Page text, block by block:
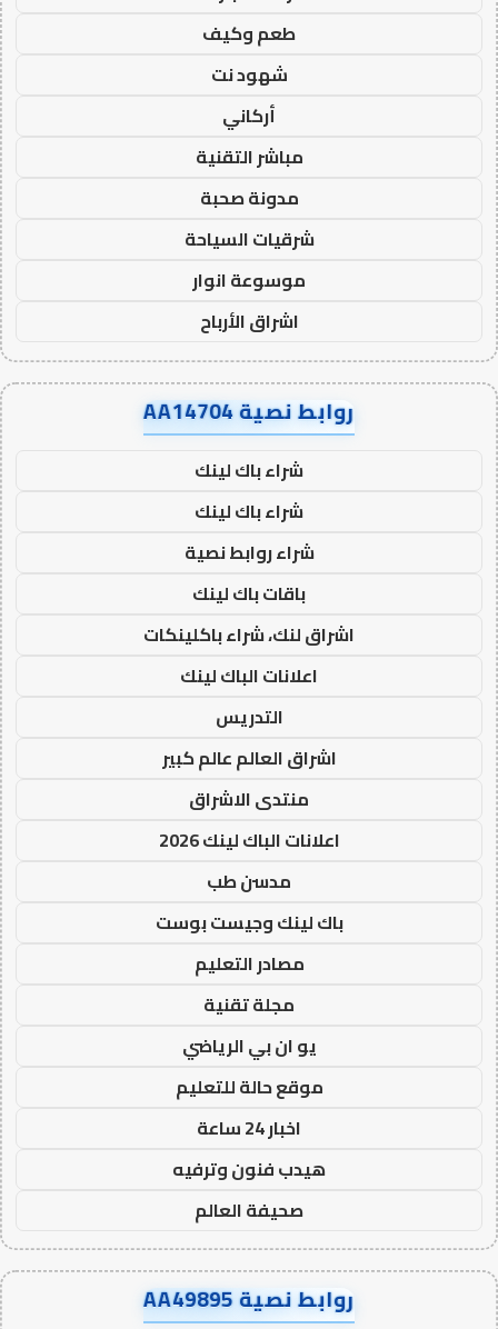
طعم وكيف
شهود نت
أركاني
مباشر التقنية
مدونة صحبة
شرقيات السياحة
موسوعة انوار
اشراق الأرباح
روابط نصية AA14704
شراء باك لينك
شراء باك لينك
شراء روابط نصية
باقات باك لينك
اشراق لنك، شراء باكلينكات
اعلانات الباك لينك
التدريس
اشراق العالم عالم كبير
منتدى الاشراق
اعلانات الباك لينك 2026
مدسن طب
باك لينك وجيست بوست
مصادر التعليم
مجلة تقنية
يو ان بي الرياضي
موقع حالة للتعليم
اخبار 24 ساعة
هيدب فنون وترفيه
صحيفة العالم
روابط نصية AA49895